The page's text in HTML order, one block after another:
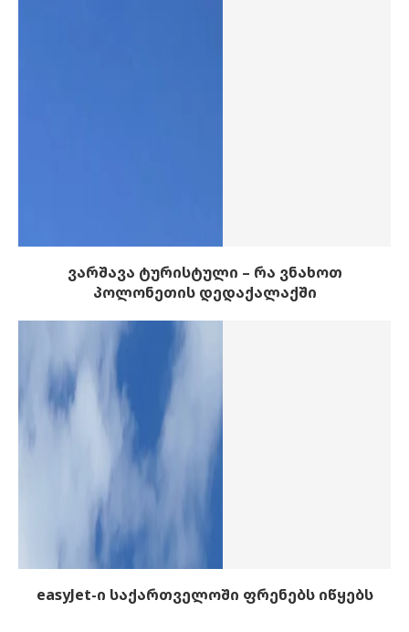
ვარშავა ტურისტული – რა ვნახოთ
პოლონეთის დედაქალაქში
easyJet-ი საქართველოში ფრენებს იწყებს